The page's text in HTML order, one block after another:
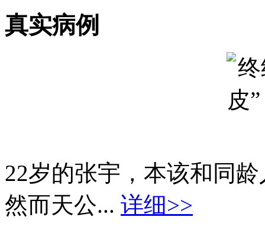
真实病例
22岁的张宇，本该和同
然而天公... 详细>>